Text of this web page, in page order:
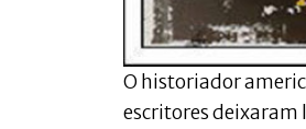
O historiador
escritores deixaram